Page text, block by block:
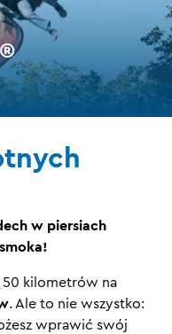
w piersiach
kilometrów na
. Ale to nie wszystko:
wprawić swój